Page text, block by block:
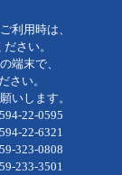
利用時は、
さい。
端末で、
さい。
いします。
0595
6321
0808
233-3501